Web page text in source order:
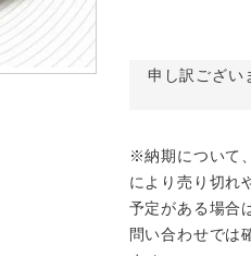
株式会
申し訳ござい
※納期について
により売り切れ
予定がある場合
問い合わせでは